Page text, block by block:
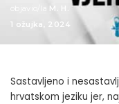
Posted
by
objavio/la M. H.
1 ožujka, 2024
Sastavljeno i
hrvatskom jeziku jer,